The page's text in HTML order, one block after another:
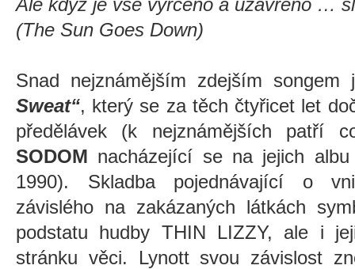
Ale když je vše vyřčeno a uzavřeno …
(The Sun Goes Down)
Snad nejznámějším zdejším
Sweat“, který se za těch čtyřicet let
předělávek (k nejznámějších patří
SODOM nacházející se na jejich
1990). Skladba pojednávající o
závislého na zakázaných látkách
podstatu hudby THIN LIZZY, ale i
stránku věci. Lynott svou závislost